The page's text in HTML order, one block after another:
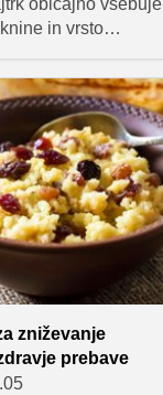
običajno vsebuje
in vrsto
enostavne
jajca, polnozrnati
in zeleni čaj.
zniževanje
prebave